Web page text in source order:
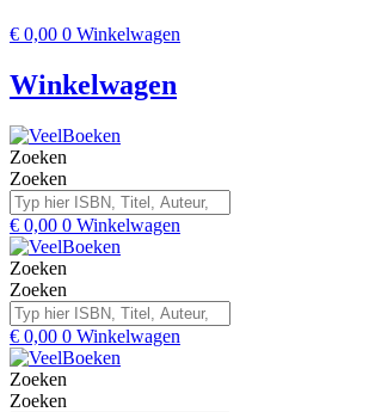
€ 0,00 0 Winkelwagen
Winkelwagen
Zoeken
Zoeken
€ 0,00 0 Winkelwagen
Zoeken
Zoeken
€ 0,00 0 Winkelwagen
Zoeken
Zoeken